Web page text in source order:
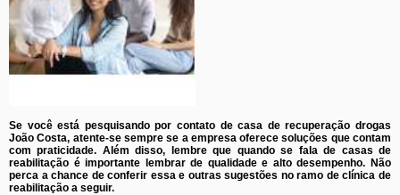
Se você está pesquisando por contato de casa de recuperação drogas
João Costa, atente-se sempre se a empresa oferece soluções que contam
com praticidade. Além disso, lembre que quando se fala de casas de
reabilitação é importante lembrar de qualidade e alto desempenho. Não
perca a chance de conferir essa e outras sugestões no ramo de clínica de
reabilitação a seguir.